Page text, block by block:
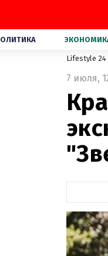
Lifestyle 24
7 июля,